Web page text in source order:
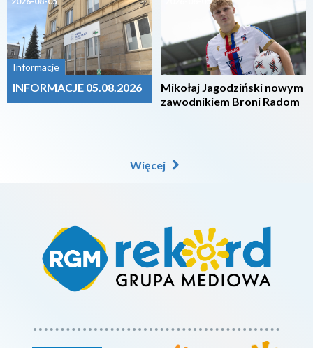
Informacje
INFORMACJE 05.08.2026
Mikołaj Jagodziński nowym
zawodnikiem Broni Radom
Więcej